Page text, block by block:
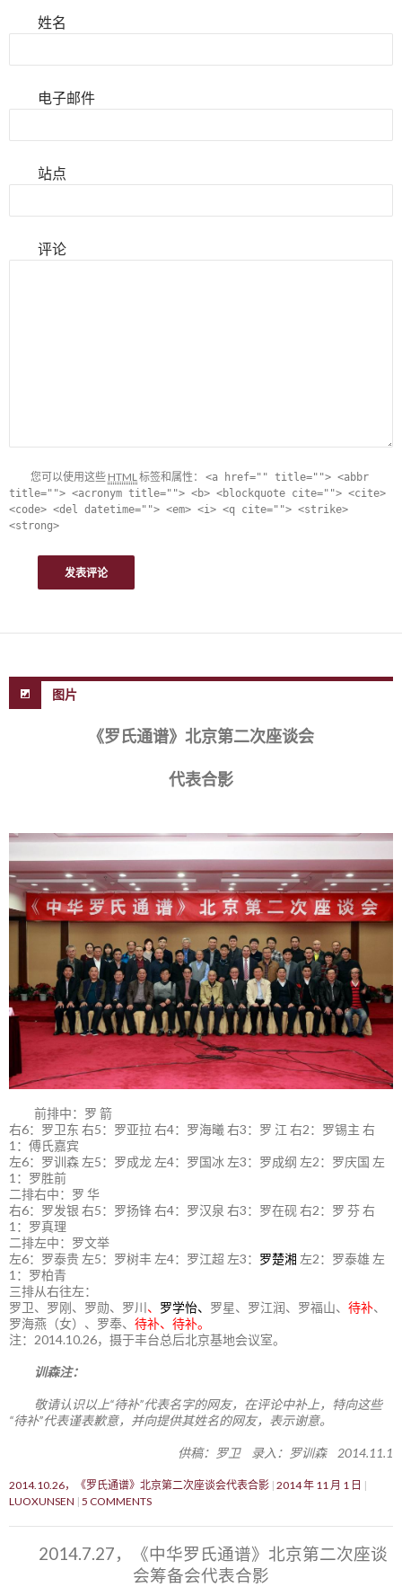
姓名
电子邮件
站点
评论
您可以使用这些 HTML标签和属性： <a href="" title=""> <abbr
title=""> <acronym title=""> <b> <blockquote cite=""> <cite>
<code> <del datetime=""> <em> <i> <q cite=""> <strike>
<strong>
图片
《罗氏通谱》北京第二次座谈会
代表合影
前排中：罗 箭
右6：罗卫东 右5：罗亚拉 右4：罗海曦 右3：罗 江 右2：罗锡主 右
1：傅氏嘉宾
左6：罗训森 左5：罗成龙 左4：罗国冰 左3：罗成纲 左2：罗庆国 左
1：罗胜前
二排右中：罗 华
右6：罗发银 右5：罗扬锋 右4：罗汉泉 右3：罗在砚 右2：罗 芬 右
1：罗真理
二排左中：罗文举
左6：罗泰贵 左5：罗树丰 左4：罗江超 左3： 罗楚湘 左2：罗泰雄 左
1：罗柏青
三排从右往左：
罗卫、罗刚、罗勋、罗川 、 罗学怡、 罗星、罗江润、罗福山、 待补、
罗海燕（女）、罗奉、 待补、待补。
注：2014.10.26，摄于丰台总后北京基地会议室。
训森注：
敬请认识以上“待补”代表名字的网友，在评论中补上，特向这些
“待补”代表谨表歉意，并向提供其姓名的网友，表示谢意。
供稿：罗卫 录入：罗训森 2014.11.1
2014.10.26，《罗氏通谱》北京第二次座谈会代表合影 2014 年 11 月 1 日
LUOXUNSEN 5 COMMENTS
2014.7.27，《中华罗氏通谱》北京第二次座谈
会筹备会代表合影